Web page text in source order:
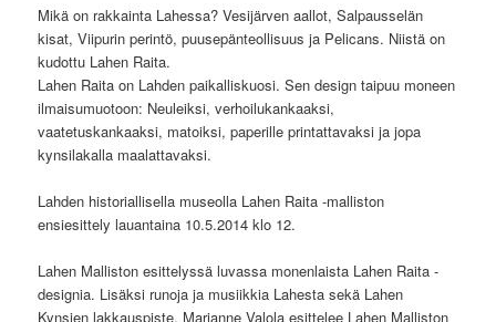
Mikä on rakkainta Lahessa? Vesijärven aallot, Salpausselän
kisat, Viipurin perintö, puusepänteollisuus ja Pelicans. Niistä on
kudottu Lahen Raita.
Lahen Raita on Lahden paikalliskuosi. Sen design taipuu moneen
ilmaisumuotoon: Neuleiksi, verhoilukankaaksi,
vaatetuskankaaksi, matoiksi, paperille printattavaksi ja jopa
kynsilakalla maalattavaksi.
Lahden historiallisella museolla Lahen Raita -malliston
ensiesittely lauantaina 10.5.2014 klo 12.
Lahen Malliston esittelyssä luvassa monenlaista Lahen Raita -
designia. Lisäksi runoja ja musiikkia Lahesta sekä Lahen
Kynsien lakkauspiste. Marianne Valola esittelee Lahen Malliston